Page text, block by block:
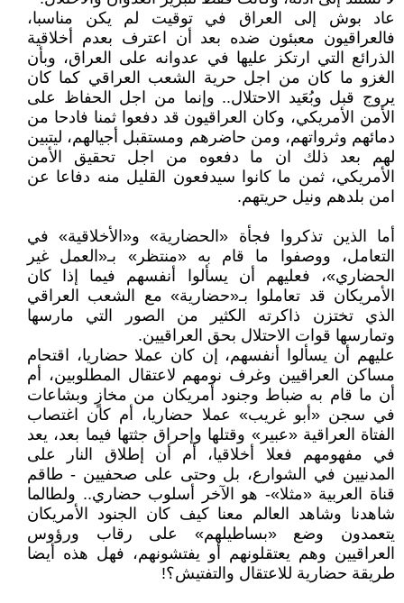
عاد بوش إلى العراق في توقيت لم يكن مناسبا،
فالعراقيون معبئون ضده بعد أن اعترف بعدم أخلاقية
الذرائع التي ارتكز عليها في عدوانه على العراق، وبأن
الغزو ما كان من اجل حرية الشعب العراقي كما كان
يروج قبل وبُعَيد الاحتلال.. وإنما من اجل الحفاظ على
الأمن الأمريكي، وكان العراقيون قد دفعوا ثمنا فادحا من
دمائهم وثرواتهم، ومن حاضرهم ومستقبل أجيالهم، ليتبين
لهم بعد ذلك ان ما دفعوه من اجل تحقيق الأمن
الأمريكي، ثمن ما كانوا سيدفعون القليل منه دفاعا عن
امن بلدهم ونيل حريتهم.
أما الذين تذكروا فجأة «الحضارية» و«الأخلاقية» في
التعامل، ووصفوا ما قام به «منتظر» بـ«العمل غير
الحضاري»، فعليهم أن يسألوا أنفسهم فيما إذا كان
الأمريكان قد تعاملوا بـ«حضارية» مع الشعب العراقي
الذي تختزن ذاكرته الكثير من الصور التي مارسها
وتمارسها قوات الاحتلال بحق العراقيين.
عليهم أن يسألوا أنفسهم، إن كان عملا حضاريا، اقتحام
مساكن العراقيين وغرف نومهم لاعتقال المطلوبين، أم
أن ما قام به ضباط وجنود أمريكان من مخازٍ وبشاعات
في سجن «أبو غريب» عملا حضاريا، أم كان اغتصاب
الفتاة العراقية «عبير» وقتلها وإحراق جثتها فيما بعد، يعد
في مفهومهم فعلا أخلاقيا، أم أن إطلاق النار على
المدنيين في الشوارع، بل وحتى على صحفيين - طاقم
قناة العربية «مثلا»- هو الآخر أسلوب حضاري.. ولطالما
شاهدنا وشاهد العالم معنا كيف كان الجنود الأمريكان
يتعمدون وضع «بساطيلهم» على رقاب ورؤوس
العراقيين وهم يعتقلونهم أو يفتشونهم، فهل هذه أيضا
طريقة حضارية للاعتقال والتفتيش؟!